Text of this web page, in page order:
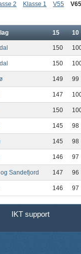
2 Klasse 1 V55 V65
15 10
150
150
149 99
147
150
145 98
145 98
146 97
Sandefjord 147 96
146 97
IKT support